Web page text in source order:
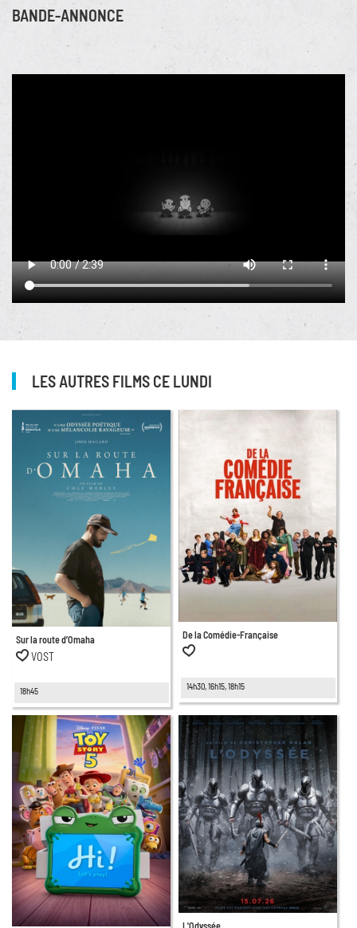
BANDE-ANNONCE
LES AUTRES FILMS CE LUNDI
Sur la route d’Omaha
VOST
18h45
De la Comédie-Française
14h30, 16h15, 18h15
L'Odyssée